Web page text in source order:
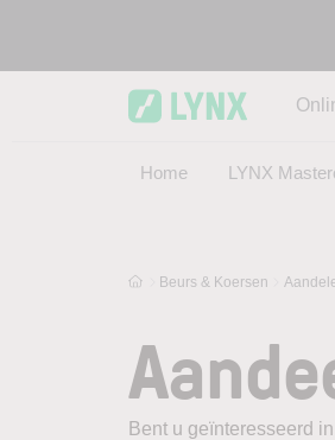
Home LYNX
Beurs & Koersen
Bent u geïnteresseerd